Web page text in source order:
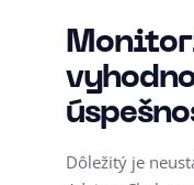
Dôležitý je